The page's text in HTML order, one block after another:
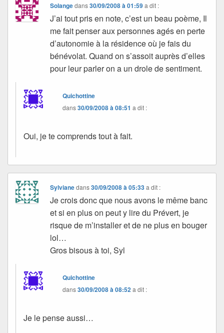
Solangedans30/09/2008 à 01:59 a dit :
J’ai tout pris en note, c’est un beau poème, Il
me fait penser aux personnes agés en perte
d’autonomie à la résidence où je fais du
bénévolat. Quand on s’assoit auprès d’elles
pour leur parler on a un drole de sentiment.
Quichottine
dans30/09/2008 à 08:51 a dit :
Oui, je te comprends tout à fait.
Sylvianedans30/09/2008 à 05:33 a dit :
Je crois donc que nous avons le même banc
et si en plus on peut y lire du Prévert, je
risque de m’installer et de ne plus en bouger
lol…
Gros bisous à toi, Syl
Quichottine
dans30/09/2008 à 08:52 a dit :
Je le pense aussi…